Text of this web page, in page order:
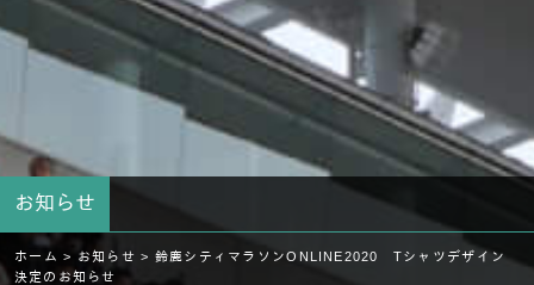
お知らせ
ホーム > お知らせ > 鈴鹿シティマラソンONLINE2020 Tシャツデザイン
決定のお知らせ